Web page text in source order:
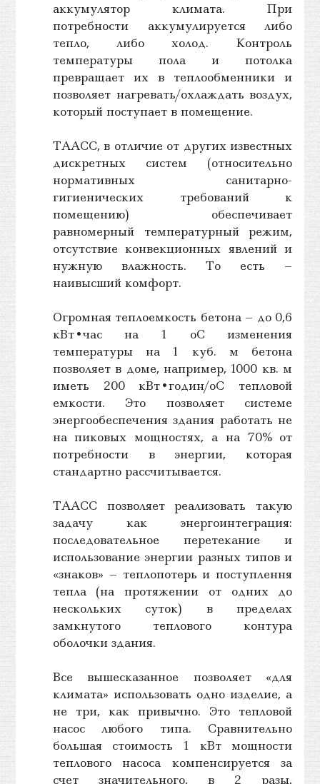
аккумулятор климата. При
потребности аккумулируется либо
тепло, либо холод. Контроль
температуры пола и потолка
превращает их в теплообменники и
позволяет нагревать/охлаждать воздух,
который поступает в помещение.
ТААСС, в отличие от других известных
дискретных систем (относительно
нормативных санитарно-
гигиенических требований к
помещению) обеспечивает
равномерный температурный режим,
отсутствие конвекционных явлений и
нужную влажность. То есть –
наивысший комфорт.
Огромная теплоемкость бетона – до 0,6
кВт•час на 1 oС изменения
температуры на 1 куб. м бетона
позволяет в доме, например, 1000 кв. м
иметь 200 кВт•годин/oС тепловой
емкости. Это позволяет системе
энергообеспечения здания работать не
на пиковых мощностях, а на 70% от
потребности в энергии, которая
стандартно рассчитывается.
ТААСС позволяет реализовать такую
задачу как энергоинтеграция:
последовательное перетекание и
использование энергии разных типов и
«знаков» – теплопотерь и поступлення
тепла (на протяжении от одних до
нескольких суток) в пределах
замкнутого теплового контура
оболочки здания.
Все вышесказанное позволяет «для
климата» использовать одно изделие, а
не три, как привычно. Это тепловой
насос любого типа. Сравнительно
большая стоимость 1 кВт мощности
теплового насоса компенсируется за
счет значительного, в 2 разы,